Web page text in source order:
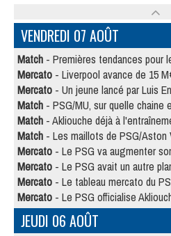
VENDREDI 07 AOÛT
Match - Premières tendances pour
Mercato - Liverpool avance de 15
Mercato - Un jeune lancé par Luis
Match - PSG/MU, sur quelle chaine et à
Match - Akliouche déjà à
Match - Les maillots de PSG/Aston
Mercato - Le PSG va augmenter
Mercato - Le PSG avait un autre
Mercato - Le tableau mercato du
Mercato - Le PSG officialise
JEUDI 06 AOÛT